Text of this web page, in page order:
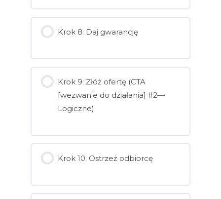
Krok 8: Daj gwarancję
Krok 9: Złóż ofertę (CTA
[wezwanie do działania] #2—
Logiczne)
Krok 10: Ostrzeż odbiorcę